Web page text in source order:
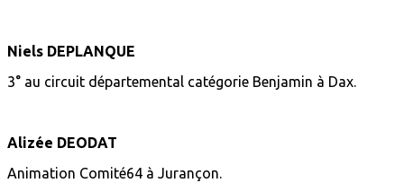
Niels DEPLANQUE
3° au circuit départemental catégorie Benjamin à Dax.
Alizée DEODAT
Animation Comité64 à Jurançon.